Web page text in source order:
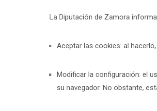
La Diputación de Zamora
Aceptar las cookies: al
Modificar la configuración: el
su navegador. No obstante,